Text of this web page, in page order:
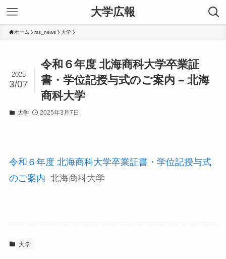
大学広報
ホーム rss_news 大学
令和６年度 北海商科大学卒業証
書・学位記授与式のご案内 – 北海
商科大学
2025
3/07
大学 2025年3月7日
令和６年度 北海商科大学卒業証書・学位記授与式
のご案内 北海商科大学
大学